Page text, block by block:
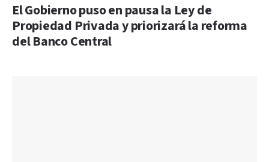
El Gobierno puso en pausa la Ley de
Propiedad Privada y priorizará la reforma
del Banco Central